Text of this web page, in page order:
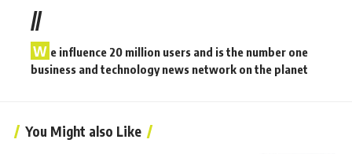
//
W e influence 20 million users and is the number one
business and technology news network on the planet
You Might also Like